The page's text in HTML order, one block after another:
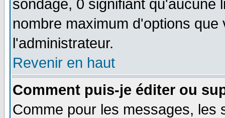
sondage, 0 signifiant qu'aucune
nombre maximum d'options
l'administrateur.
Revenir en haut
Comment puis-je éditer ou
Comme pour les messages, les